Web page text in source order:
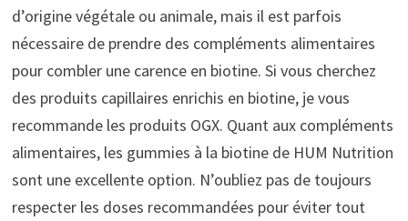
d’origine végétale ou animale, mais il est parfois
nécessaire de prendre des compléments alimentaires
pour combler une carence en biotine. Si vous cherchez
des produits capillaires enrichis en biotine, je vous
recommande les produits OGX. Quant aux compléments
alimentaires, les gummies à la biotine de HUM Nutrition
sont une excellente option. N’oubliez pas de toujours
respecter les doses recommandées pour éviter tout